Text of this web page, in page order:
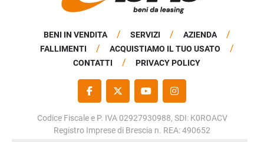
BENI IN VENDITA SERVIZI
AZIENDA
FALLIMENTI
ACQUISTIAMO IL TUO USATO
CONTATTI
PRIVACY POLICY
FACEBOOKTWITTERYOUTUBEINSTAGRAM
Codice Fiscale e P. IVA 02927930988, SDI: K0ROACV
Registro Imprese di Brescia n. REA: 490652